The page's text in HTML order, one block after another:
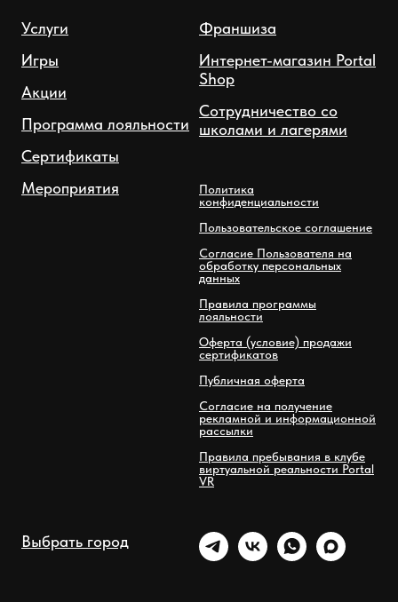
Услуги
Игры
Акции
Программа лояльности
Сертификаты
Мероприятия
Франшиза
Интернет-магазин Portal
Shop
Сотрудничество со
школами и лагерями
Политика
конфиденциальности
Пользовательское соглашение
Согласие Пользователя на
обработку персональных
данных
Правила программы
лояльности
Оферта (условие) продажи
сертификатов
Публичная оферта
Согласие на получение
рекламной и информационной
рассылки
Правила пребывания в клубе
виртуальной реальности Portal
VR
Выбрать город